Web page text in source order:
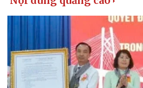
Thể thao
Bóng đá
Lịch thi đấu bóng đá
Thế giới thể thao
Ô tô -
Ô tô
Xe máy
Tư vấn